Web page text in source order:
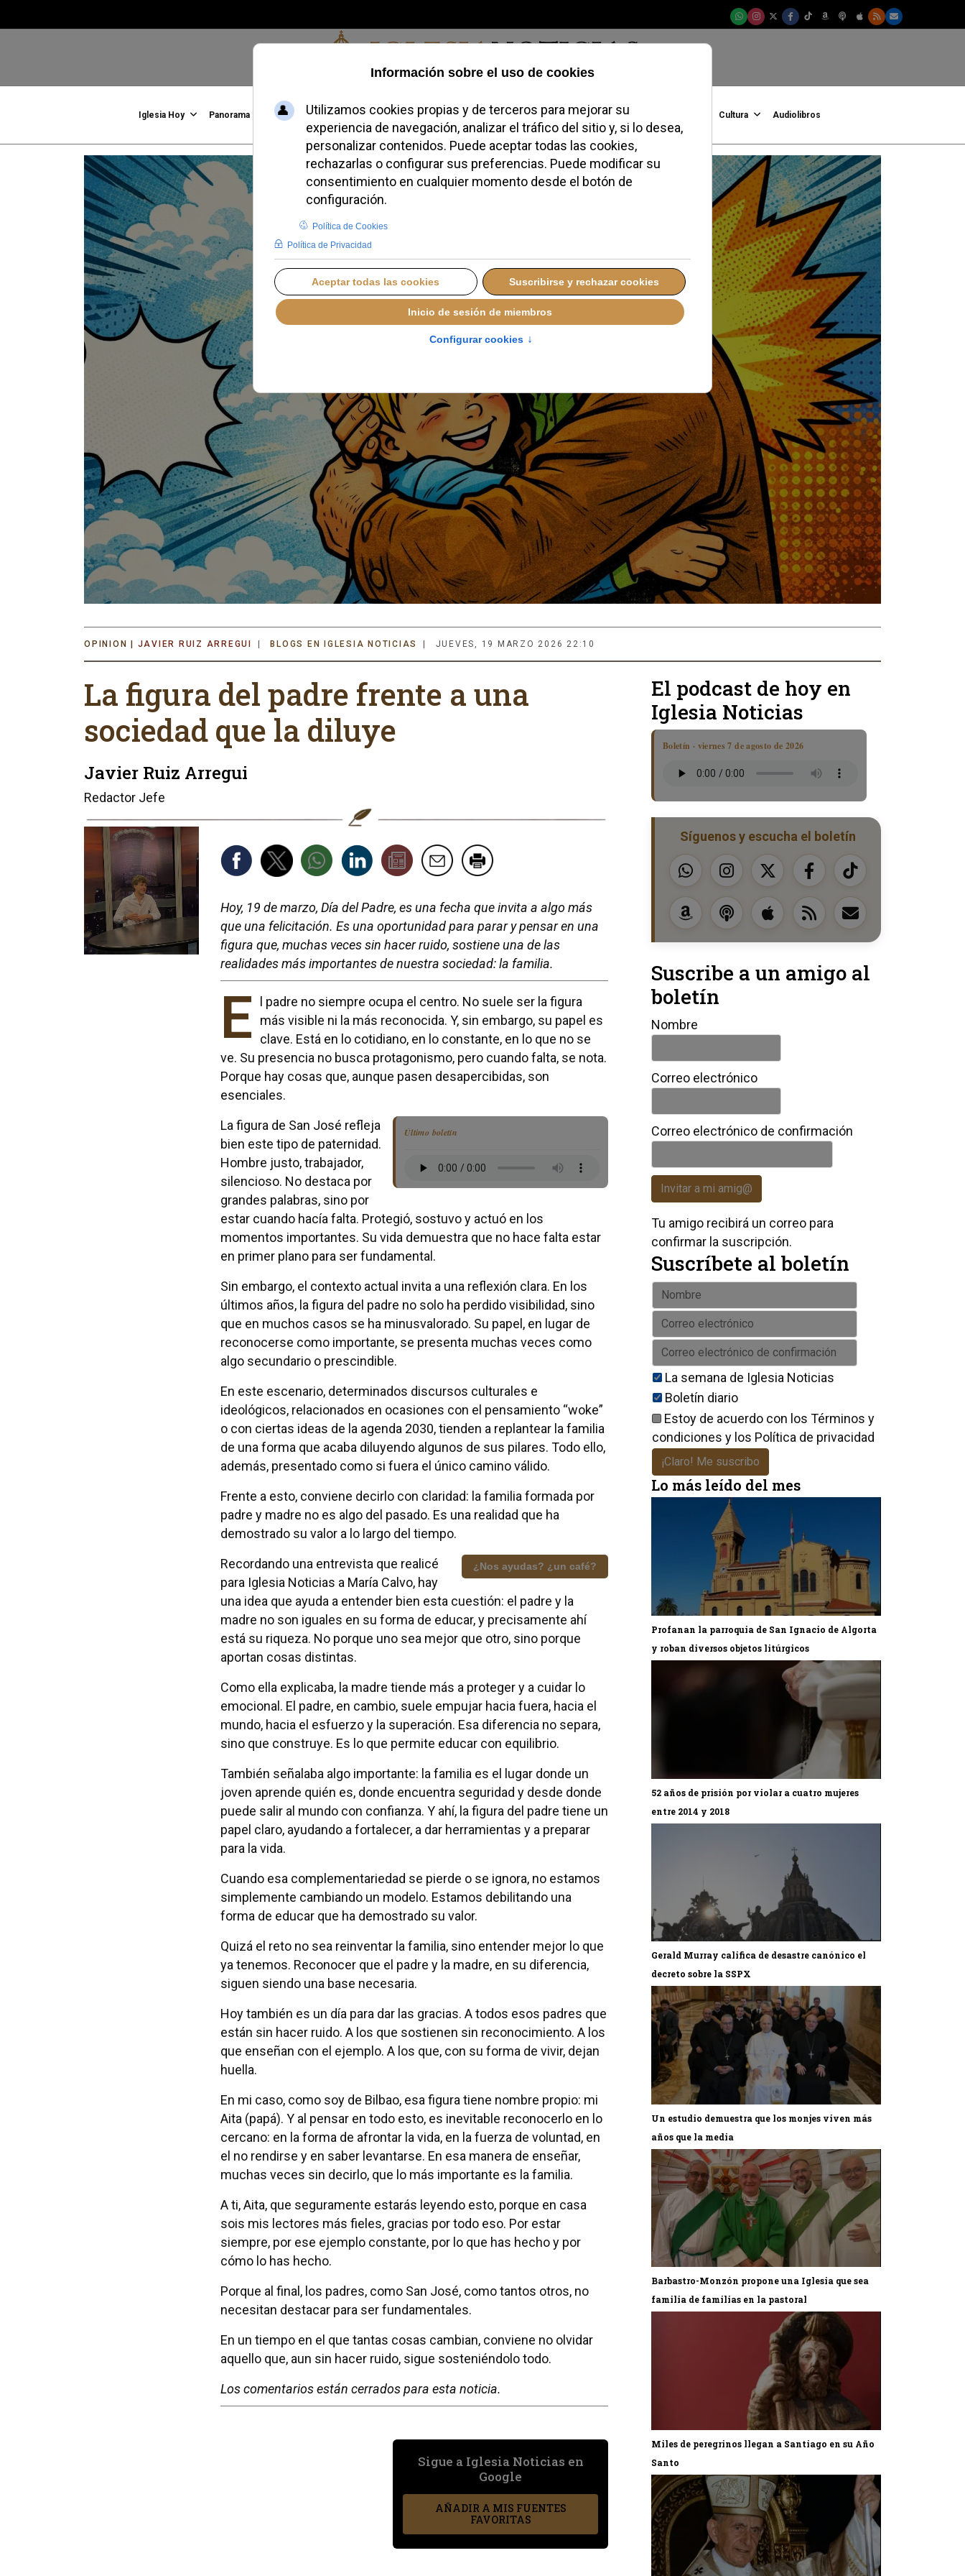
Viernes, 07 de agosto de 2026
Iglesia Hoy Panorama Familia, Vida, Identidad Credofobiómetro Blogs Temas Buscar #JovenesConFe Cultura Audiolibros
JAVIER RUIZ ARREGUI BLOGS EN IGLESIA NOTICIAS JUEVES, 19 MARZO 2026 22:10
La figura del padre frente a una
sociedad que la diluye
Javier Ruiz Arregui
Redactor Jefe
Hoy, 19 de marzo, Día del Padre, es una fecha que invita a algo más
que una felicitación. Es una oportunidad para parar y pensar en una
figura que, muchas veces sin hacer ruido, sostiene una de las
realidades más importantes de nuestra sociedad: la familia.
E
l padre no siempre ocupa el centro. No suele ser la figura
más visible ni la más reconocida. Y, sin embargo, su papel es
clave. Está en lo cotidiano, en lo constante, en lo que no se
ve. Su presencia no busca protagonismo, pero cuando falta, se nota.
Porque hay cosas que, aunque pasen desapercibidas, son
esenciales.
Último boletín
La figura de San José refleja
bien este tipo de paternidad.
Hombre justo, trabajador,
silencioso. No destaca por
grandes palabras, sino por
estar cuando hacía falta. Protegió, sostuvo y actuó en los
momentos importantes. Su vida demuestra que no hace falta estar
en primer plano para ser fundamental.
Sin embargo, el contexto actual invita a una reflexión clara. En los
últimos años, la figura del padre no solo ha perdido visibilidad, sino
que en muchos casos se ha minusvalorado. Su papel, en lugar de
reconocerse como importante, se presenta muchas veces como
algo secundario o prescindible.
En este escenario, determinados discursos culturales e
ideológicos, relacionados en ocasiones con el pensamiento “woke”
o con ciertas ideas de la agenda 2030, tienden a replantear la familia
de una forma que acaba diluyendo algunos de sus pilares. Todo ello,
además, presentado como si fuera el único camino válido.
Frente a esto, conviene decirlo con claridad: la familia formada por
padre y madre no es algo del pasado. Es una realidad que ha
demostrado su valor a lo largo del tiempo.
¿Nos ayudas? ¿un café?
Recordando una entrevista que realicé
para Iglesia Noticias a María Calvo, hay
una idea que ayuda a entender bien esta cuestión: el padre y la
madre no son iguales en su forma de educar, y precisamente ahí
está su riqueza. No porque uno sea mejor que otro, sino porque
aportan cosas distintas.
Como ella explicaba, la madre tiende más a proteger y a cuidar lo
emocional. El padre, en cambio, suele empujar hacia fuera, hacia el
mundo, hacia el esfuerzo y la superación. Esa diferencia no separa,
sino que construye. Es lo que permite educar con equilibrio.
También señalaba algo importante: la familia es el lugar donde un
joven aprende quién es, donde encuentra seguridad y desde donde
puede salir al mundo con confianza. Y ahí, la figura del padre tiene un
papel claro, ayudando a fortalecer, a dar herramientas y a preparar
para la vida.
Cuando esa complementariedad se pierde o se ignora, no estamos
simplemente cambiando un modelo. Estamos debilitando una
forma de educar que ha demostrado su valor.
Quizá el reto no sea reinventar la familia, sino entender mejor lo que
ya tenemos. Reconocer que el padre y la madre, en su diferencia,
siguen siendo una base necesaria.
Hoy también es un día para dar las gracias. A todos esos padres que
están sin hacer ruido. A los que sostienen sin reconocimiento. A los
que enseñan con el ejemplo. A los que, con su forma de vivir, dejan
huella.
En mi caso, como soy de Bilbao, esa figura tiene nombre propio: mi
Aita (papá). Y al pensar en todo esto, es inevitable reconocerlo en lo
cercano: en la forma de afrontar la vida, en la fuerza de voluntad, en
el no rendirse y en saber levantarse. En esa manera de enseñar,
muchas veces sin decirlo, que lo más importante es la familia.
A ti, Aita, que seguramente estarás leyendo esto, porque en casa
sois mis lectores más fieles, gracias por todo eso. Por estar
siempre, por ese ejemplo constante, por lo que has hecho y por
cómo lo has hecho.
Porque al final, los padres, como San José, como tantos otros, no
necesitan destacar para ser fundamentales.
En un tiempo en el que tantas cosas cambian, conviene no olvidar
aquello que, aun sin hacer ruido, sigue sosteniéndolo todo.
Los comentarios están cerrados para esta noticia.
Sigue a Iglesia Noticias en
Google
AÑADIR A MIS FUENTES
FAVORITAS
El podcast de hoy en
Iglesia Noticias
Boletín · viernes 7 de agosto de 2026
Síguenos y escucha el boletín
Suscribe a un amigo al
boletín
Nombre
Correo electrónico
Correo electrónico de confirmación
Invitar a mi amig@
Tu amigo recibirá un correo para
confirmar la suscripción.
Suscríbete al boletín
La semana de Iglesia Noticias
Boletín diario
Estoy de acuerdo con los Términos y
condiciones y los Política de privacidad
¡Claro! Me suscribo
Lo más leído del mes
Profanan la parroquia de San Ignacio de Algorta
y roban diversos objetos litúrgicos
52 años de prisión por violar a cuatro mujeres
entre 2014 y 2018
Gerald Murray califica de desastre canónico el
decreto sobre la SSPX
Un estudio demuestra que los monjes viven más
años que la media
Barbastro-Monzón propone una Iglesia que sea
familia de familias en la pastoral
Miles de peregrinos llegan a Santiago en su Año
Santo